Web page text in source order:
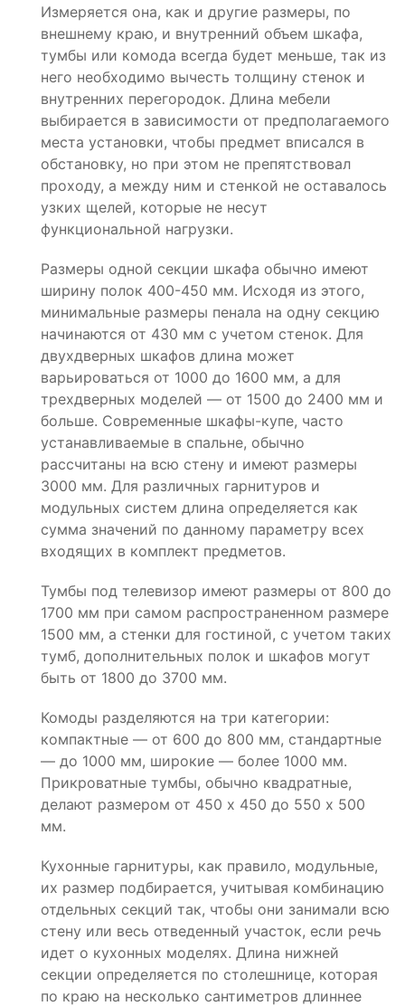
Измеряется она, как и другие размеры, по
внешнему краю, и внутренний объем шкафа,
тумбы или комода всегда будет меньше, так из
него необходимо вычесть толщину стенок и
внутренних перегородок. Длина мебели
выбирается в зависимости от предполагаемого
места установки, чтобы предмет вписался в
обстановку, но при этом не препятствовал
проходу, а между ним и стенкой не оставалось
узких щелей, которые не несут
функциональной нагрузки.
Размеры одной секции шкафа обычно имеют
ширину полок 400-450 мм. Исходя из этого,
минимальные размеры пенала на одну секцию
начинаются от 430 мм с учетом стенок. Для
двухдверных шкафов длина может
варьироваться от 1000 до 1600 мм, а для
трехдверных моделей — от 1500 до 2400 мм и
больше. Современные шкафы-купе, часто
устанавливаемые в спальне, обычно
рассчитаны на всю стену и имеют размеры
3000 мм. Для различных гарнитуров и
модульных систем длина определяется как
сумма значений по данному параметру всех
входящих в комплект предметов.
Тумбы под телевизор имеют размеры от 800 до
1700 мм при самом распространенном размере
1500 мм, а стенки для гостиной, с учетом таких
тумб, дополнительных полок и шкафов могут
быть от 1800 до 3700 мм.
Комоды разделяются на три категории:
компактные — от 600 до 800 мм, стандартные
— до 1000 мм, широкие — более 1000 мм.
Прикроватные тумбы, обычно квадратные,
делают размером от 450 х 450 до 550 х 500
мм.
Кухонные гарнитуры, как правило, модульные,
их размер подбирается, учитывая комбинацию
отдельных секций так, чтобы они занимали всю
стену или весь отведенный участок, если речь
идет о кухонных моделях. Длина нижней
секции определяется по столешнице, которая
по краю на несколько сантиметров длиннее